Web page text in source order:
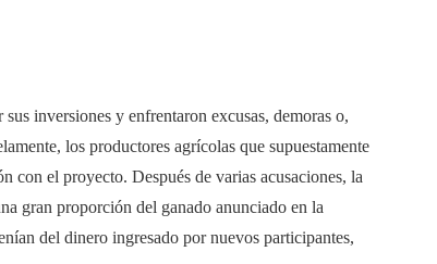
inversiones y enfrentaron excusas, demoras o,
los productores agrícolas que supuestamente
con el proyecto. Después de varias acusaciones, la
gran proporción del ganado anunciado en la
del dinero ingresado por nuevos participantes,